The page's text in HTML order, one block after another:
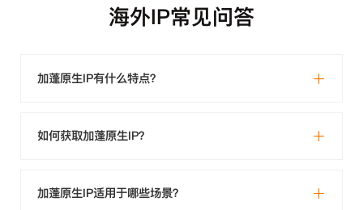
海外IP常见问答
加蓬原生IP有什么特点？
如何获取加蓬原生IP？
加蓬原生IP适用于哪些场景？